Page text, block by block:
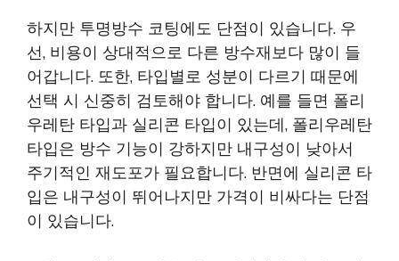
하지만 투명방수 코팅에도 단점이 있습니다. 우
선, 비용이 상대적으로 다른 방수재보다 많이 들
어갑니다. 또한, 타입별로 성분이 다르기 때문에
선택 시 신중히 검토해야 합니다. 예를 들면 폴리
우레탄 타입과 실리콘 타입이 있는데, 폴리우레탄
타입은 방수 기능이 강하지만 내구성이 낮아서
주기적인 재도포가 필요합니다. 반면에 실리콘 타
입은 내구성이 뛰어나지만 가격이 비싸다는 단점
이 있습니다.